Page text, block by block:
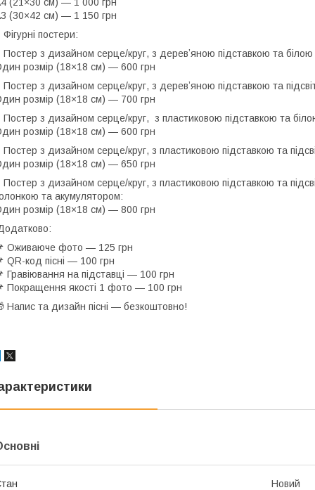
(30×42 см) — 1 150 грн
Фігурні постери:
Постер з дизайном серце/круг, з деревʼяною підставкою та білою
розмір (18×18 см) — 600 грн
Постер з дизайном серце/круг, з деревʼяною підставкою та
розмір (18×18 см) — 700 грн
Постер з дизайном серце/круг, з пластиковою підставкою та
розмір (18×18 см) — 600 грн
Постер з дизайном серце/круг, з пластиковою підставкою та
розмір (18×18 см) — 650 грн
Постер з дизайном серце/круг, з пластиковою підставкою та
та акумулятором:
розмір (18×18 см) — 800 грн
Оживаюче фото — 125 грн
QR-код пісні — 100 грн
Гравіювання на підставці — 100 грн
Покращення якості 1 фото — 100 грн
Напис та дизайн пісні — безкоштовно!
Новий